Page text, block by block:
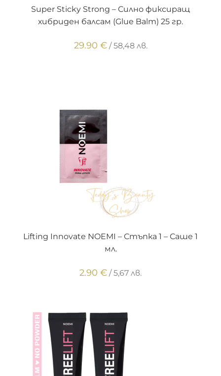
Super Sticky Strong – Силно фиксиращ
хибриден балсам (Glue Balm) 25 гр.
29.90 €/ 58,48 лв.
Lifting Innovate NOEMI – Стъпка 1 – Саше 1
мл.
2.90 € / 5,67 лв.